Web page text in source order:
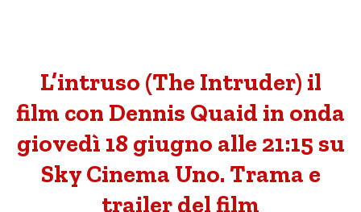
L’intruso (The Intruder) il
film con Dennis Quaid in onda
giovedì 18 giugno alle 21:15 su
Sky Cinema Uno. Trama e
trailer del film